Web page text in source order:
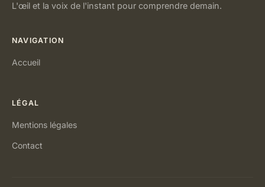
L'œil et la voix de l'instant pour comprendre demain.
NAVIGATION
Accueil
LÉGAL
Mentions légales
Contact